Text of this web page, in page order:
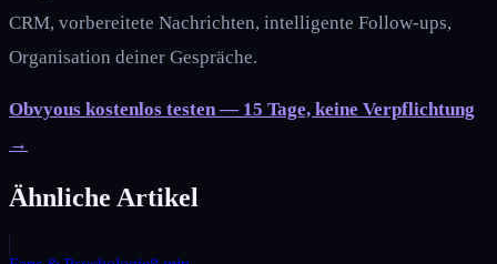
CRM, vorbereitete Nachrichten, intelligente Follow-ups,
Organisation deiner Gespräche.
Obvyous kostenlos testen — 15 Tage, keine Verpflichtung
→
Ähnliche Artikel